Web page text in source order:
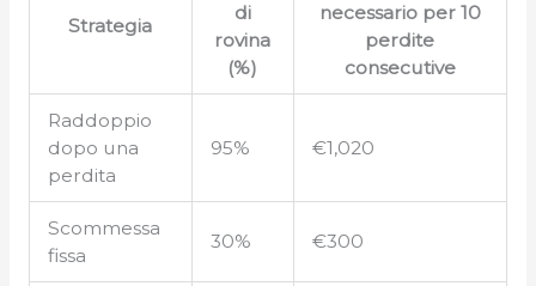
Strategia
di
rovina
(%)
necessario per 10
perdite
consecutive
Raddoppio
dopo una
perdita
95% €1,020
Scommessa
fissa
30% €300